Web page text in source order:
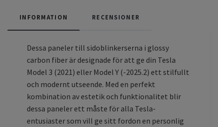
INFORMATION RECENSIONER
Dessa paneler till sidoblinkerserna i glossy
carbon fiber är designade för att ge din Tesla
Model 3 (2021) eller Model Y (-2025.2) ett stilfullt
och modernt utseende. Med en perfekt
kombination av estetik och funktionalitet blir
dessa paneler ett måste för alla Tesla-
entusiaster som vill ge sitt fordon en personlig